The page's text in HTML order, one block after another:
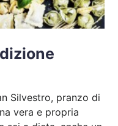
Silvestro, pranzo di
vera e propria